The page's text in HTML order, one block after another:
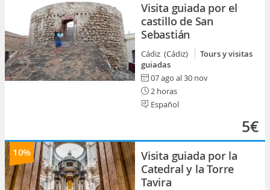
Visita guiada por el
castillo de San
Sebastián
Cádiz (Cádiz)
Tours y visitas
guiadas
07 ago al 30 nov
2 horas
Español
5€
10%
Visita guiada por la
Catedral y la Torre
Tavira